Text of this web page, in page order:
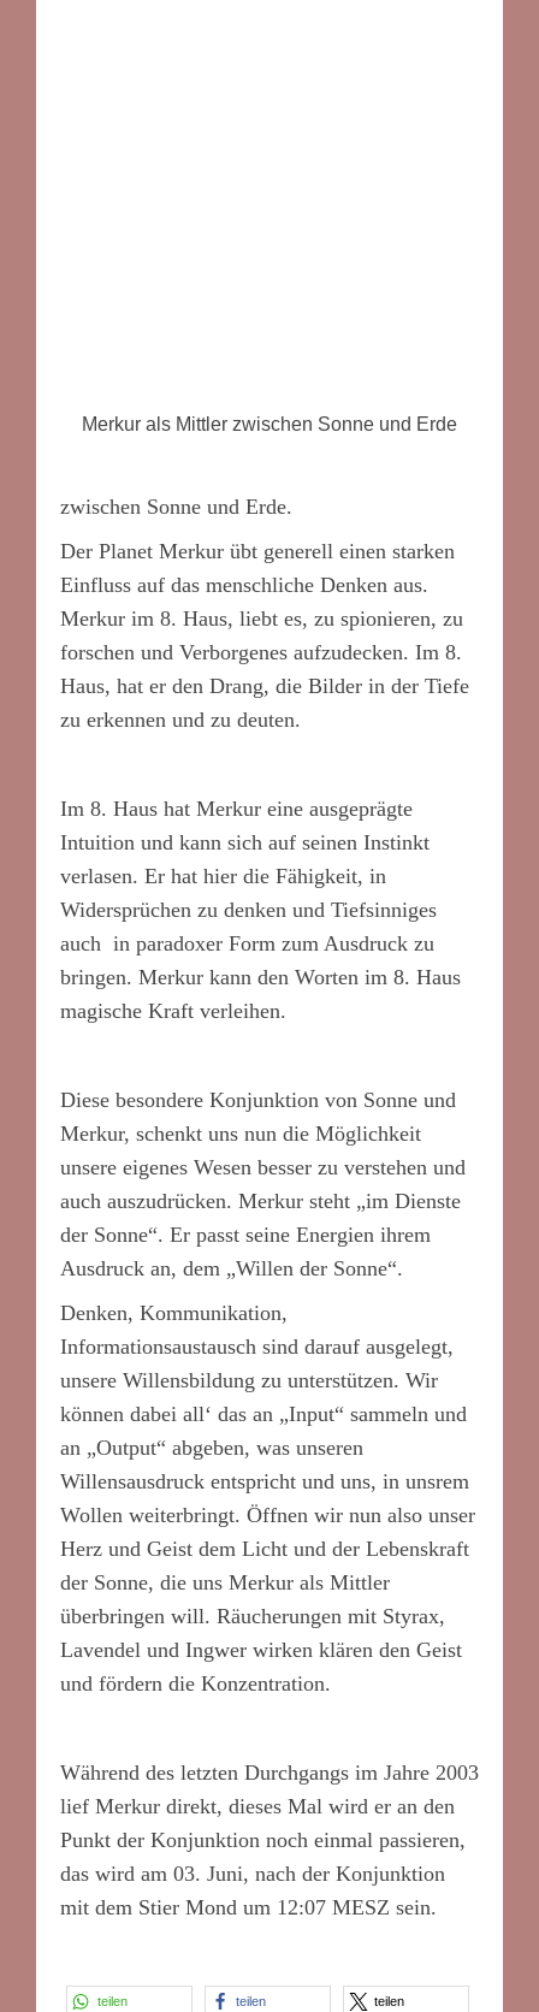
Merkur als Mittler zwischen Sonne und Erde
zwischen Sonne und Erde.
Der Planet Merkur übt generell einen starken
Einfluss auf das menschliche Denken aus.
Merkur im 8. Haus, liebt es, zu spionieren, zu
forschen und Verborgenes aufzudecken. Im 8.
Haus, hat er den Drang, die Bilder in der Tiefe
zu erkennen und zu deuten.
Im 8. Haus hat Merkur eine ausgeprägte
Intuition und kann sich auf seinen Instinkt
verlasen. Er hat hier die Fähigkeit, in
Widersprüchen zu denken und Tiefsinniges
auch in paradoxer Form zum Ausdruck zu
bringen. Merkur kann den Worten im 8. Haus
magische Kraft verleihen.
Diese besondere Konjunktion von Sonne und
Merkur, schenkt uns nun die Möglichkeit
unsere eigenes Wesen besser zu verstehen und
auch auszudrücken. Merkur steht „im Dienste
der Sonne“. Er passt seine Energien ihrem
Ausdruck an, dem „Willen der Sonne“.
Denken, Kommunikation,
Informationsaustausch sind darauf ausgelegt,
unsere Willensbildung zu unterstützen. Wir
können dabei all‘ das an „Input“ sammeln und
an „Output“ abgeben, was unseren
Willensausdruck entspricht und uns, in unsrem
Wollen weiterbringt. Öffnen wir nun also unser
Herz und Geist dem Licht und der Lebenskraft
der Sonne, die uns Merkur als Mittler
überbringen will. Räucherungen mit Styrax,
Lavendel und Ingwer wirken klären den Geist
und fördern die Konzentration.
Während des letzten Durchgangs im Jahre 2003
lief Merkur direkt, dieses Mal wird er an den
Punkt der Konjunktion noch einmal passieren,
das wird am 03. Juni, nach der Konjunktion
mit dem Stier Mond um 12:07 MESZ sein.
teilen teilen teilen